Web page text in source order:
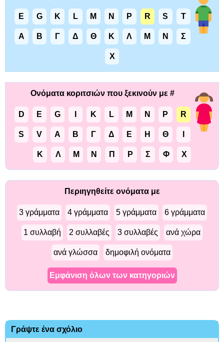
E G K L M N P R S T
Α Β Γ Δ Θ Κ Λ Μ Ν Σ
Χ
Ονόματα κοριτσιών που ξεκινούν με #
D E G K L M N P R
S V Α Β Γ Δ Ε Η Θ
Κ Λ Μ Ν Π Ρ Σ Φ Χ
Περιηγηθείτε ονόματα με
3 γράμματα 4 γράμματα 5 γράμματα 6 γράμματα
1 συλλαβή 2 συλλαβές 3 συλλαβές ανά χώρα
ανά γλώσσα δημοφιλή ονόματα
Εμφάνιση όλων των κατηγοριών
Γράψτε ένα σχόλιο